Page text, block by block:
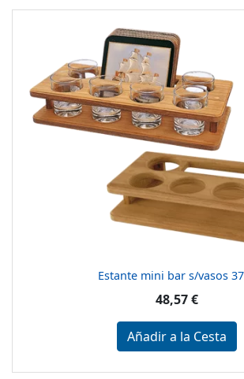
Estante mini bar s/vasos
48,57 €
Añadir a la Cesta